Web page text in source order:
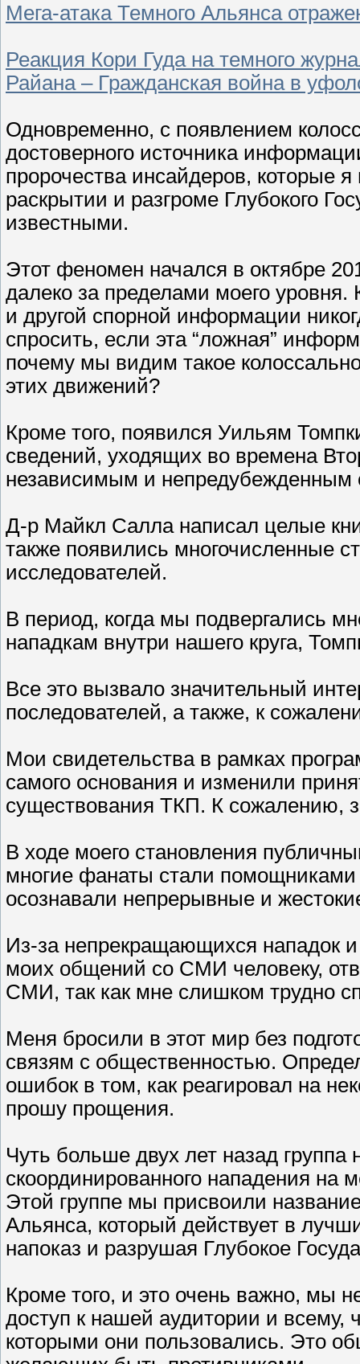
Мега-атака Темного Альянса
Реакция Кори Гуда на темного
Райана – Гражданская война в
Одновременно, с появлением
достоверного источника
пророчества инсайдеров, которые
раскрытии и разгроме Глубокого
известными.
Этот феномен начался в октябре
далеко за пределами моего
и другой спорной информации
спросить, если эта “ложная”
почему мы видим такое
этих движений?
Кроме того, появился Уильям
сведений, уходящих во времена
независимым и непредубежденным
Д-р Майкл Салла написал целые
также появились многочисленные
исследователей.
В период, когда мы подвергались
нападкам внутри нашего круга,
Все это вызвало значительный
последователей, а также, к
Мои свидетельства в рамках
самого основания и изменили
существования ТКП. К сожалению,
В ходе моего становления
многие фанаты стали
осознавали непрерывные и
Из-за непрекращающихся нападок
моих общений со СМИ человеку,
СМИ, так как мне слишком трудно
Меня бросили в этот мир без
связям с общественностью.
ошибок в том, как реагировал на
прошу прощения.
Чуть больше двух лет назад группа
скоординированного нападения на
Этой группе мы присвоили
Альянса, который действует в
напоказ и разрушая Глубокое
Кроме того, и это очень важно, мы
доступ к нашей аудитории и всему,
которыми они пользовались. Это